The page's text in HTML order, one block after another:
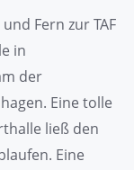
Fern zur TAF
in
der
Eine tolle
ließ den
Eine